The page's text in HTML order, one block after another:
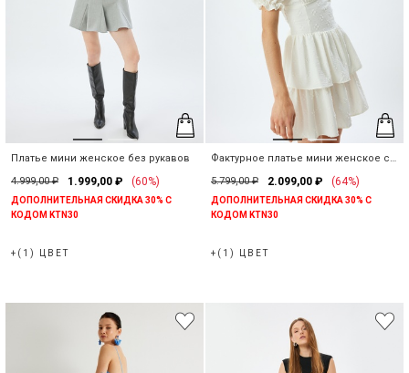
Платье мини женское без рукавов
4.999,00 ₽
1.999,00 ₽ (60%)
ДОПОЛНИТЕЛЬНАЯ СКИДКА 30% С
КОДОМ KTN30
+(1) ЦВЕТ
Фактурное платье мини женское с
5.799,00 ₽ 2.099,00 ₽ (64%)
ДОПОЛНИТЕЛЬНАЯ СКИДКА 30% С
КОДОМ KTN30
+(1) ЦВЕТ